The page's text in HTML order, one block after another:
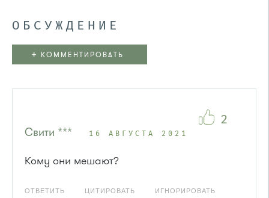
ОБСУЖДЕНИЕ
+ КОММЕНТИРОВАТЬ
Свити *** 16 АВГУСТА 2021
Кому они мешают?
ОТВЕТИТЬ ЦИТИРОВАТЬ ИГНОРИРОВАТЬ
2